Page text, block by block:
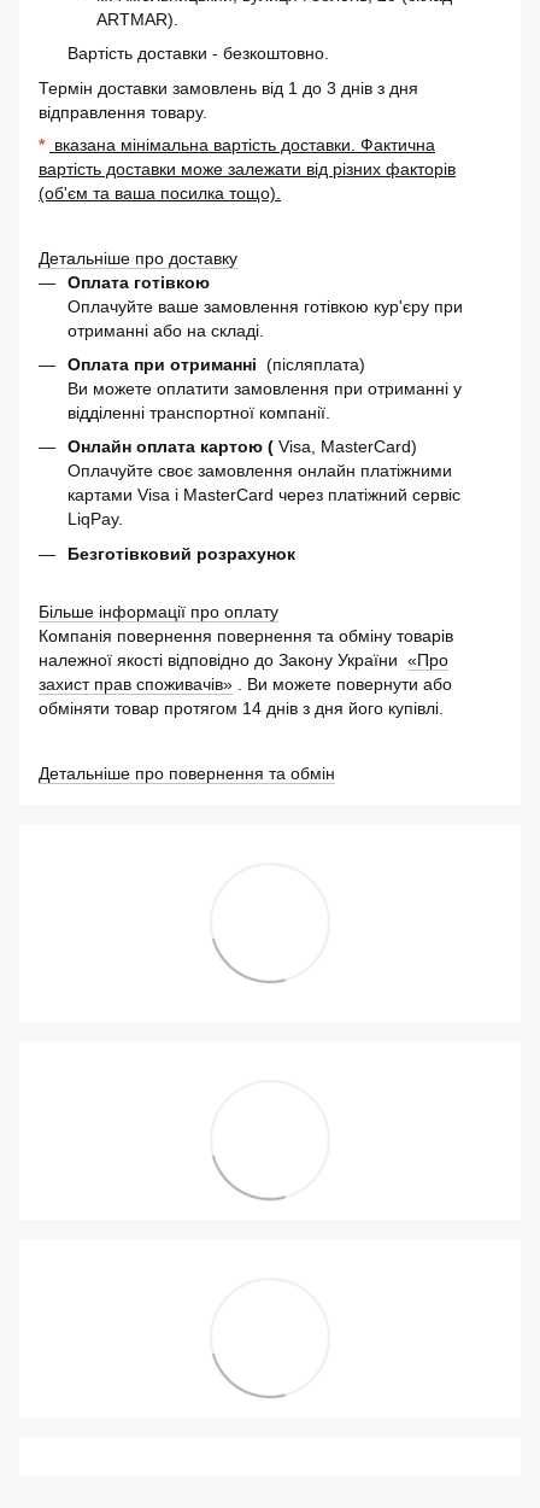
ARTMAR).
Вартість доставки - безкоштовно.
Термін доставки замовлень від 1 до 3 днів з дня
відправлення товару.
* вказана мінімальна вартість доставки. Фактична
вартість доставки може залежати від різних факторів
(об'єм та ваша посилка тощо).
Детальніше про доставку
Оплата готівкою
Оплачуйте ваше замовлення готівкою кур'єру при
отриманні або на складі.
Оплата при отриманні (післяплата)
Ви можете оплатити замовлення при отриманні у
відділенні транспортної компанії.
Онлайн оплата картою ( Visa, MasterCard)
Оплачуйте своє замовлення онлайн платіжними
картами Visa і MasterCard через платіжний сервіс
LiqPay.
Безготівковий розрахунок
Більше інформації про оплату
Компанія повернення повернення та обміну товарів
належної якості відповідно до Закону України «Про
захист прав споживачів» . Ви можете повернути або
обміняти товар протягом 14 днів з дня його купівлі.
Детальніше про повернення та обмін